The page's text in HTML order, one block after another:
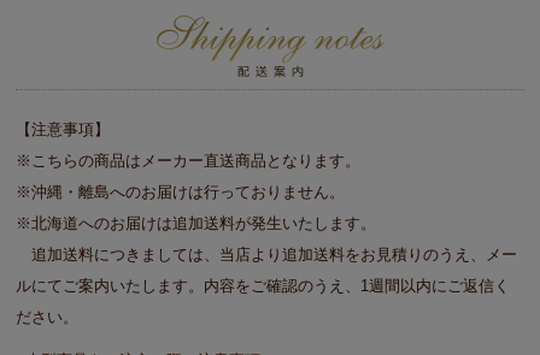
【注意事項】
※こちらの商品はメーカー直送商品となります。
※沖縄・離島へのお届けは行っておりません。
※北海道へのお届けは追加送料が発生いたします。
追加送料につきましては、当店より追加送料をお見積りのうえ、メー
ルにてご案内いたします。内容をご確認のうえ、1週間以内にご返信く
ださい。